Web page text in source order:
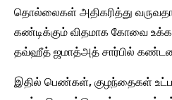
தொல்லைகள் அதிகரித்து
கண்டிக்கும் விதமாக கோவை
தவ்ஹீத் ஜமாத்அத் சார்பில் கண்டன
இதில் பெண்கள், குழந்தைகள்